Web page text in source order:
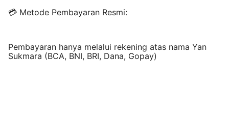
💳 Metode Pembayaran Resmi:
Pembayaran hanya melalui rekening atas nama Yan
Sukmara (BCA, BNI, BRI, Dana, Gopay)